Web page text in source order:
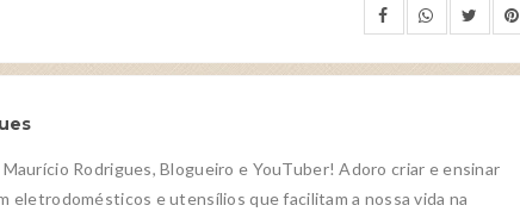
Rodrigues, Blogueiro e YouTuber! Adoro criar e ensinar
eletrodomésticos e utensílios que facilitam a nossa vida na